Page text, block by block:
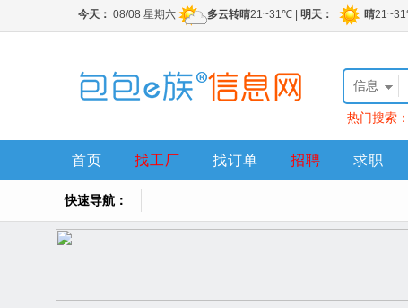
信息
热门搜索：
首页 找工厂 找订单 招聘 求职
快速导航：